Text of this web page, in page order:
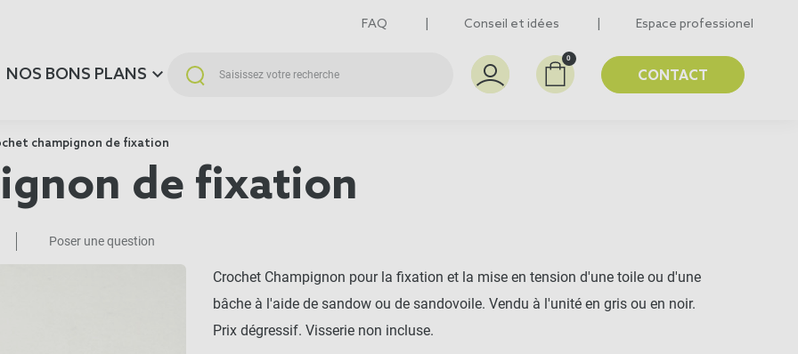
FAQ Conseil et idées Espace professionel
0
CONTACT
NOS BONS PLANS
champignon de fixation
de fixation
Poser une question
Crochet Champignon pour la fixation et la mise en tension d'une toile ou d'une
bâche à l'aide de sandow ou de sandovoile. Vendu à l'unité en gris ou en noir.
Prix dégressif. Visserie non incluse.